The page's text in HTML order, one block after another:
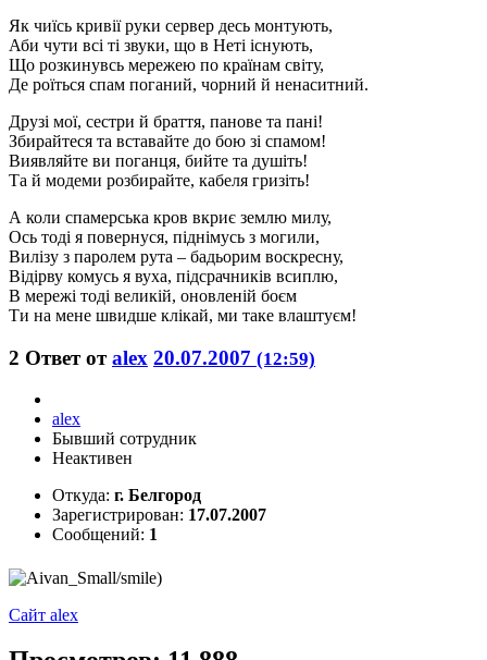
Як чиїсь кривії руки сервер десь монтують,
Аби чути всі ті звуки, що в Неті існують,
Що розкинувсь мережею по країнам світу,
Де роїться спам поганий, чорний й ненаситний.
Друзі мої, сестри й браття, панове та пані!
Збирайтеся та вставайте до бою зі спамом!
Виявляйте ви поганця, бийте та душіть!
Та й модеми розбирайте, кабеля гризіть!
А коли спамерська кров вкриє землю милу,
Ось тоді я повернуся, піднімусь з могили,
Вилізу з паролем рута – бадьорим воскресну,
Відірву комусь я вуха, підсрачників всиплю,
В мережі тоді великій, оновленій боєм
Ти на мене швидше клікай, ми таке влаштуєм!
2 Ответ отalex 20.07.2007 (12:59)
alex
Бывший сотрудник
Неактивен
Откуда: г. Белгород
Зарегистрирован: 17.07.2007
Сообщений: 1
)
Сайт alex